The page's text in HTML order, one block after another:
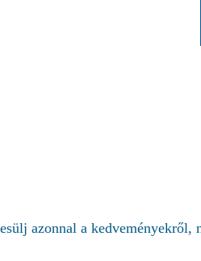
azonnal a kedveményekről,